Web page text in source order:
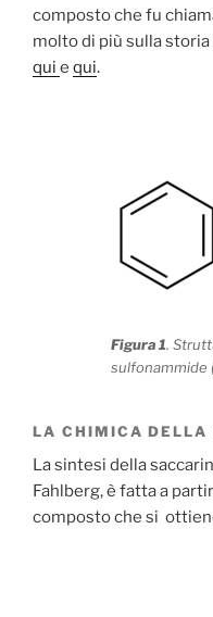
composto che fu
molto di più sulla
qui e qui.
Figura 1.
sulfonammide
LA CHIMICA DELLA
La sintesi della
Fahlberg, è fatta a
composto che si